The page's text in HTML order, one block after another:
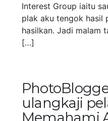
Interest Group iaitu
plak aku tengok hasil
hasilkan. Jadi malam
[…]
ulangkaji
Memahami